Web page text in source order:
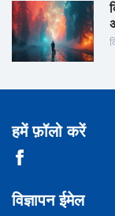
हमें फ़ॉलो करें
विज्ञापन ईमेल